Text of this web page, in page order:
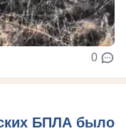
0
БПЛА было